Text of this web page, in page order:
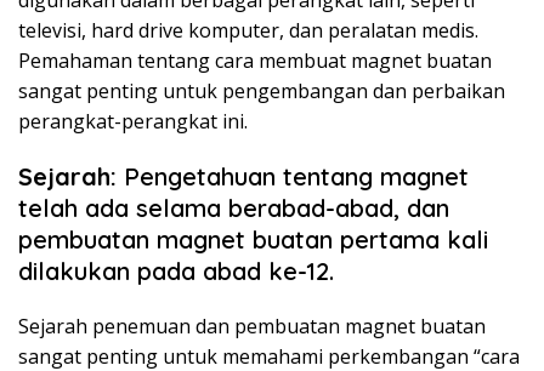
televisi, hard drive komputer, dan peralatan medis.
Pemahaman tentang cara membuat magnet buatan
sangat penting untuk pengembangan dan perbaikan
perangkat-perangkat ini.
Sejarah: Pengetahuan tentang magnet
telah ada selama berabad-abad, dan
pembuatan magnet buatan pertama kali
dilakukan pada abad ke-12.
Sejarah penemuan dan pembuatan magnet buatan
sangat penting untuk memahami perkembangan “cara